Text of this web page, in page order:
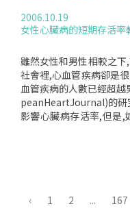
2006.10.19
女性心臟病的短期存活率
雖然女性和男性相較之
社會裡,心血管疾病卻是
血管疾病的人數已經超
peanHeartJournal)的研
影響心臟病存活率,但是,
究目的是為了要瞭解在
男性比較起來,女性的平
‹ 1 2 ... 167